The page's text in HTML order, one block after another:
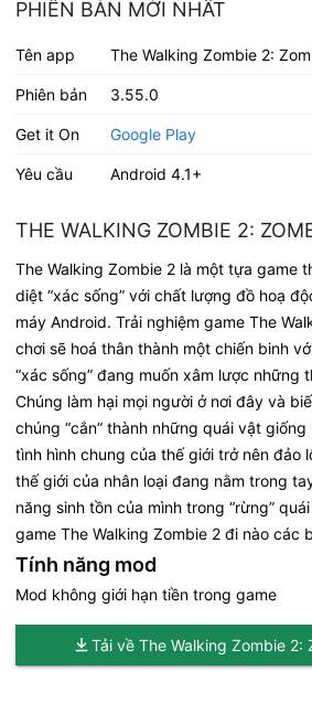
PHIÊN BẢN MỚI NHẤT
Tên app The Walking Zombie 2:
Phiên bản 3.55.0
Get it On Google Play
Yêu cầu Android 4.1+
THE WALKING ZOMBIE 2:
The Walking Zombie 2 là một tựa game
diệt “xác sống” với chất lượng đồ hoạ
máy Android. Trải nghiệm game The
chơi sẽ hoá thân thành một chiến binh
“xác sống” đang muốn xâm lược những
Chúng làm hại mọi người ở nơi đây và
chúng “cắn” thành những quái vật
tình hình chung của thế giới trở nên đảo
thế giới của nhân loại đang nằm trong
năng sinh tồn của mình trong “rừng”
game The Walking Zombie 2 đi nào các
Tính năng mod
Mod không giới hạn tiền trong game
Tải về The Walking Zombie 2: